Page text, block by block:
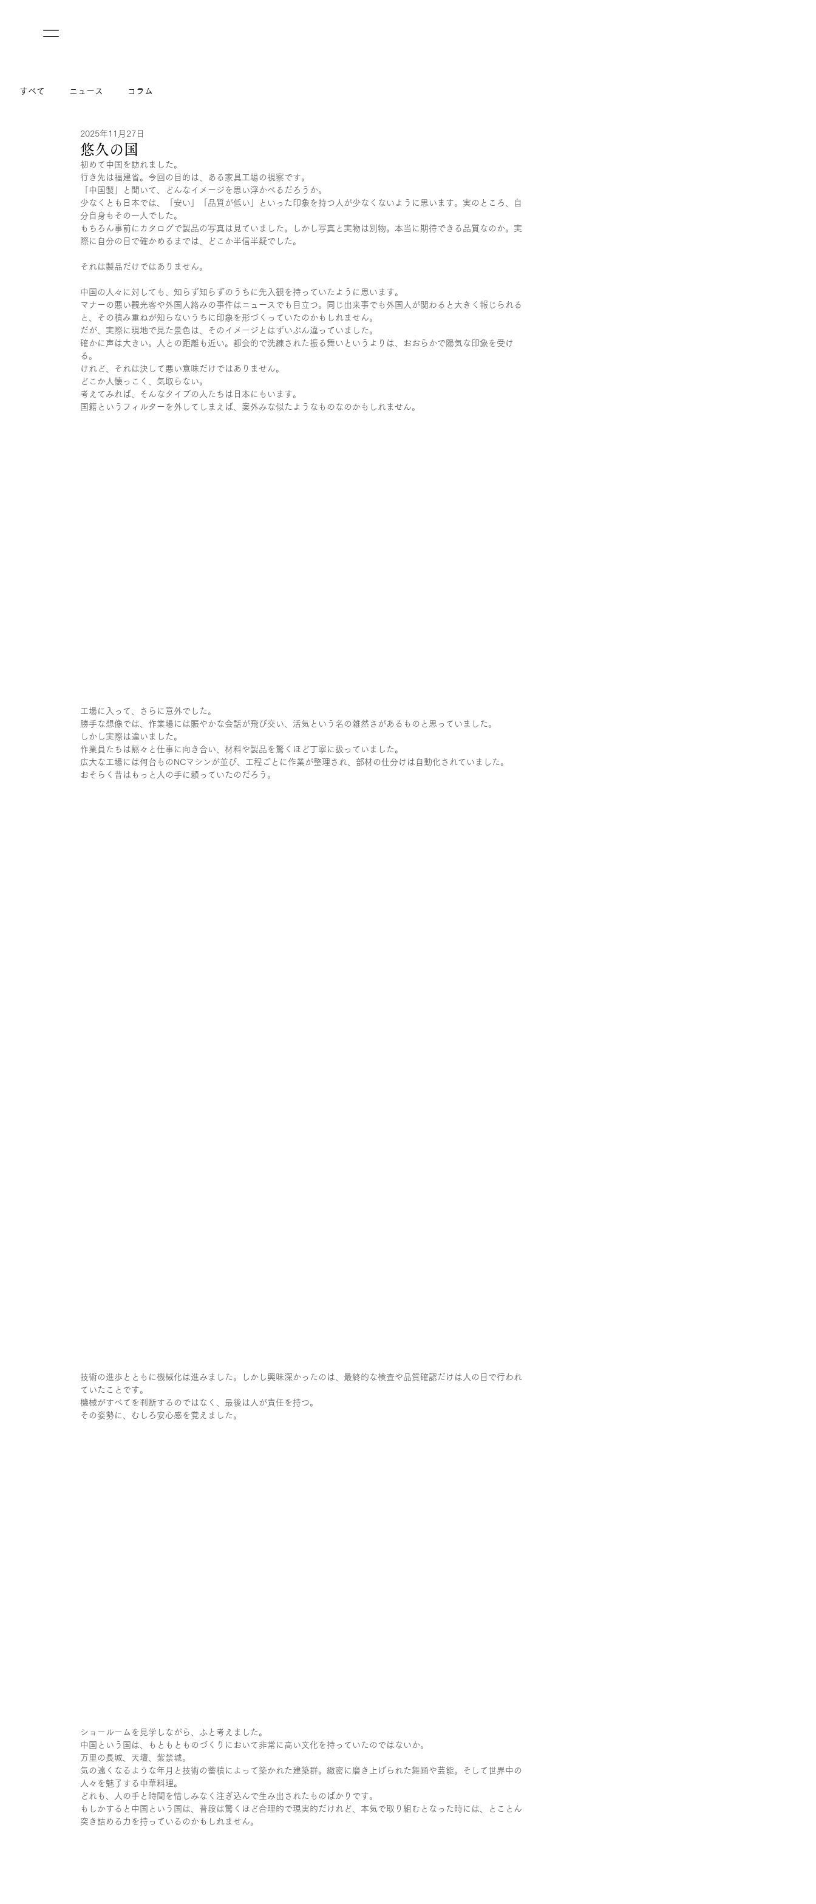
すべて ニュース コラム
悠久の国
2025年11月27日
初めて中国を訪れました。
行き先は福建省。今回の目的は、ある家具工場の視察です。
「中国製」と聞いて、どんなイメージを思い浮かべるだろうか。
少なくとも日本では、「安い」「品質が低い」といった印象を持つ人が少なくないように思います。実のところ、自
分自身もその一人でした。
もちろん事前にカタログで製品の写真は見ていました。しかし写真と実物は別物。本当に期待できる品質なのか。実
際に自分の目で確かめるまでは、どこか半信半疑でした。
それは製品だけではありません。
中国の人々に対しても、知らず知らずのうちに先入観を持っていたように思います。
マナーの悪い観光客や外国人絡みの事件はニュースでも目立つ。同じ出来事でも外国人が関わると大きく報じられる
と、その積み重ねが知らないうちに印象を形づくっていたのかもしれません。
だが、実際に現地で見た景色は、そのイメージとはずいぶん違っていました。
確かに声は大きい。人との距離も近い。都会的で洗練された振る舞いというよりは、おおらかで陽気な印象を受け
る。
けれど、それは決して悪い意味だけではありません。
どこか人懐っこく、気取らない。
考えてみれば、そんなタイプの人たちは日本にもいます。
国籍というフィルターを外してしまえば、案外みな似たようなものなのかもしれません。
工場に入って、さらに意外でした。
勝手な想像では、作業場には賑やかな会話が飛び交い、活気という名の雑然さがあるものと思っていました。
しかし実際は違いました。
作業員たちは黙々と仕事に向き合い、材料や製品を驚くほど丁寧に扱っていました。
広大な工場には何台ものNCマシンが並び、工程ごとに作業が整理され、部材の仕分けは自動化されていました。
おそらく昔はもっと人の手に頼っていたのだろう。
技術の進歩とともに機械化は進みました。しかし興味深かったのは、最終的な検査や品質確認だけは人の目で行われ
ていたことです。
機械がすべてを判断するのではなく、最後は人が責任を持つ。
その姿勢に、むしろ安心感を覚えました。
ショールームを見学しながら、ふと考えました。
中国という国は、もともとものづくりにおいて非常に高い文化を持っていたのではないか。
万里の長城、天壇、紫禁城。
気の遠くなるような年月と技術の蓄積によって築かれた建築群。緻密に磨き上げられた舞踊や芸能。そして世界中の
人々を魅了する中華料理。
どれも、人の手と時間を惜しみなく注ぎ込んで生み出されたものばかりです。
もしかすると中国という国は、普段は驚くほど合理的で現実的だけれど、本気で取り組むとなった時には、とことん
突き詰める力を持っているのかもしれません。